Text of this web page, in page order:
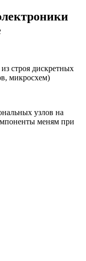
строя дискретных
микросхем)
узлов на
меням при